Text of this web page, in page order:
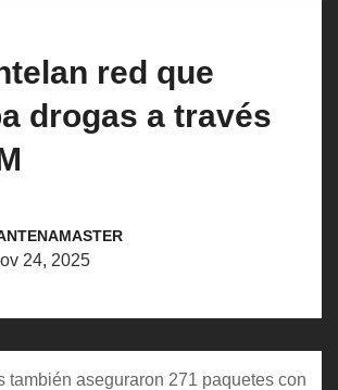
red que
drogas a través
24, 2025
también aseguraron 271 paquetes con